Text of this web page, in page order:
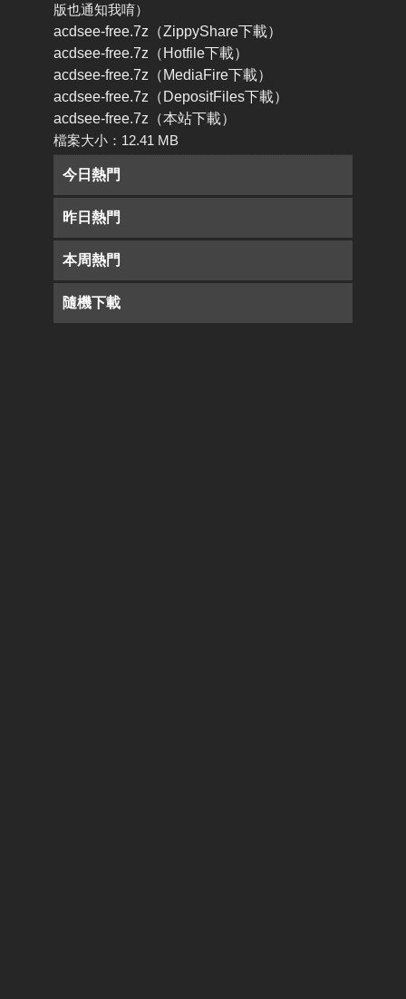
版也通知我唷）
acdsee-free.7z（ZippyShare下載）
acdsee-free.7z（Hotfile下載）
acdsee-free.7z（MediaFire下載）
acdsee-free.7z（DepositFiles下載）
acdsee-free.7z（本站下載）
檔案大小：12.41 MB
今日熱門
昨日熱門
本周熱門
隨機下載